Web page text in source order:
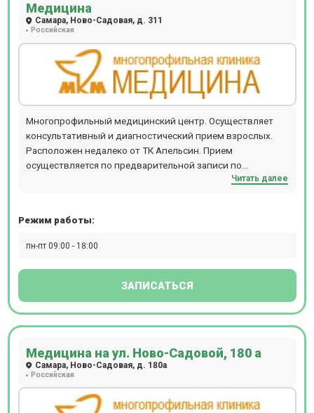
Медицина
Самара, Ново-Садовая, д. 311
Российская
Многопрофильный медицинский центр. Осуществляет
консультативный и диагностический прием взрослых.
Расположен недалеко от ТК Апельсин. Прием
осуществляется по предварительной записи по
Читать далее
Режим работы:
пн-пт 09:00 - 18:00
ЗАПИСАТЬСЯ
Медицина на ул. Ново-Садовой, 180 а
Самара, Ново-Садовая, д. 180а
Российская